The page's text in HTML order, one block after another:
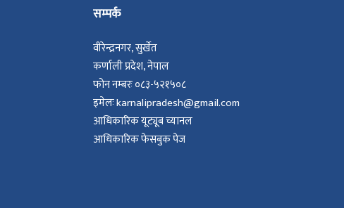
सम्पर्क
वीरेन्द्रनगर, सुर्खेत
कर्णाली प्रदेश, नेपाल
फोन नम्बरः ०८३-५२१५०८
इमेलः karnalipradesh@gmail.com
आधिकारिक यूट्यूब च्यानल
आधिकारिक फेसबुक पेज